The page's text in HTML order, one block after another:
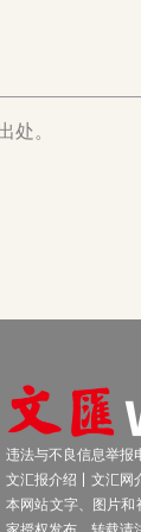
处。
违法与不良信息举报
文汇报介绍
文汇网
本网站文字、图片和